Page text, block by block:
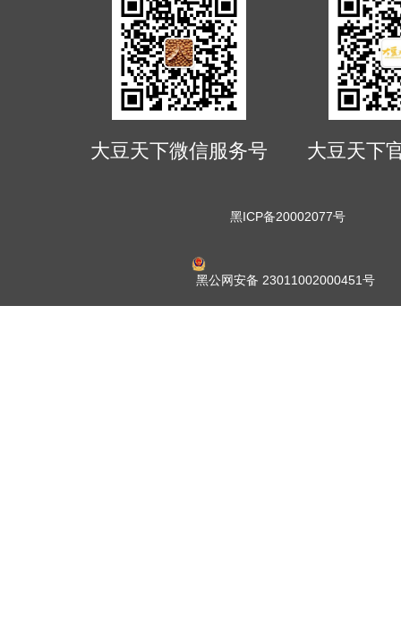
大豆天下微信服务号 大豆天下
黑ICP备20002077号
黑公网安备 23011002000451号